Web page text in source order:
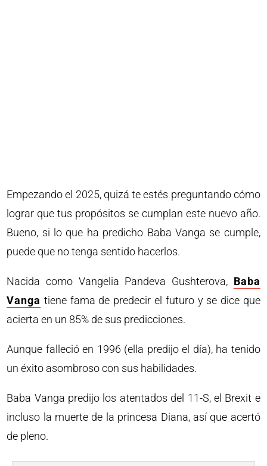
Empezando el 2025, quizá te estés preguntando cómo
lograr que tus propósitos se cumplan este nuevo año.
Bueno, si lo que ha predicho Baba Vanga se cumple,
puede que no tenga sentido hacerlos.
Nacida como Vangelia Pandeva Gushterova, Baba
Vanga tiene fama de predecir el futuro y se dice que
acierta en un 85% de sus predicciones.
Aunque falleció en 1996 (ella predijo el día), ha tenido
un éxito asombroso con sus habilidades.
Baba Vanga predijo los atentados del 11-S, el Brexit e
incluso la muerte de la princesa Diana, así que acertó
de pleno.